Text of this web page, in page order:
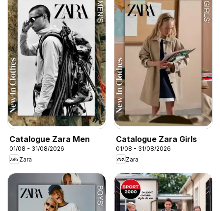
Catalogue Zara Men
01/08 - 31/08/2026
Zara
Catalogue Zara Girls
01/08 - 31/08/2026
Zara